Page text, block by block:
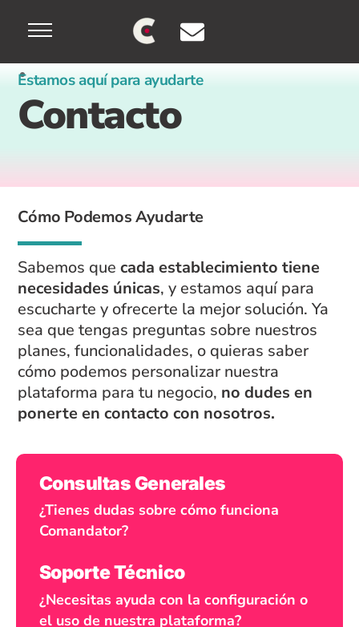
Menu
Estamos aquí para ayudarte
Contacto
Cómo Podemos Ayudarte
Sabemos quecada establecimiento tiene
necesidades únicas, y estamos aquí para
escucharte y ofrecerte la mejor solución. Ya
sea que tengas preguntas sobre nuestros
planes, funcionalidades, o quieras saber
cómo podemos personalizar nuestra
plataforma para tu negocio, no dudes en
ponerte en contacto con nosotros.
Consultas Generales
¿Tienes dudas sobre cómo funciona
Comandator?
Soporte Técnico
¿Necesitas ayuda con la configuración o
el uso de nuestra plataforma?